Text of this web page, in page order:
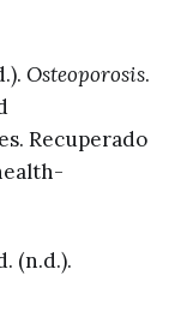
Osteoporosis.
Recuperado
(n.d.).